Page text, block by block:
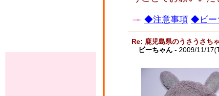
◆注意事項 ◆ビー
Re: 鹿児島県のうさうさち
ビーちゃん - 2009/11/